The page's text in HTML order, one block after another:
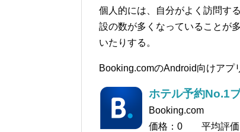
個人的には、自分がよく訪問す
設の数が多くなっていることが
いたりする。
Booking.comのAndroid向けアプ
ホテル予約No.1
Booking.com
価格：0 平均評価